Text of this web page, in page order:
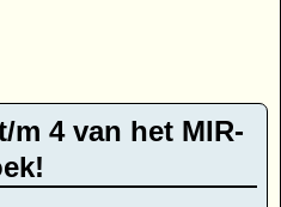
m 4 van het MIR-